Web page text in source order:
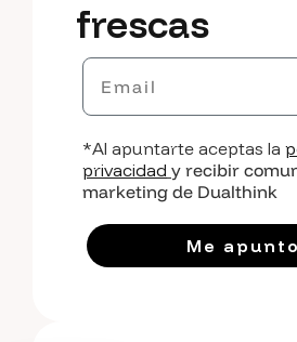
frescas
Email
*Al apuntarte aceptas la
privacidad y recibir
marketing de Dualthink
Me apunto